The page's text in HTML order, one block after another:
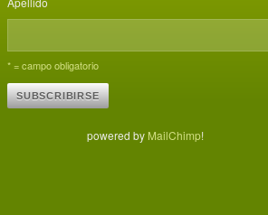
* = campo obligatorio
powered by MailChimp!